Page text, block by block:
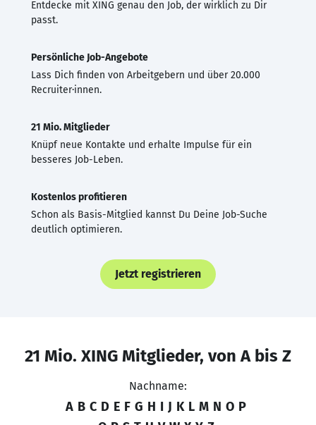
Entdecke mit XING genau den Job, der wirklich zu Dir
passt.
Persönliche Job-Angebote
Lass Dich finden von Arbeitgebern und über 20.000
Recruiter·innen.
21 Mio. Mitglieder
Knüpf neue Kontakte und erhalte Impulse für ein
besseres Job-Leben.
Kostenlos profitieren
Schon als Basis-Mitglied kannst Du Deine Job-Suche
deutlich optimieren.
Jetzt registrieren
21 Mio. XING Mitglieder, von A bis Z
Nachname:
A B C D E F G H I J K L M N O P